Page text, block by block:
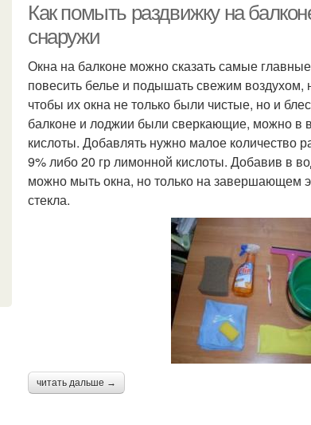
Как помыть раздвижку на
снаружи
Окна на балконе можно сказать самые
повесить белье и подышать свежим
чтобы их окна не только были чистые, но и
балконе и лоджии были сверкающие, можно в
кислоты. Добавлять нужно малое количество
9% либо 20 гр лимонной кислоты. Добавив в
можно мыть окна, но только на завершающем
стекла.
читать дальше →